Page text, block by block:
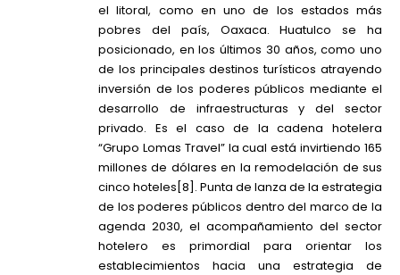
el litoral, como en uno de los estados más
pobres del país, Oaxaca. Huatulco se ha
posicionado, en los últimos 30 años, como uno
de los principales destinos turísticos atrayendo
inversión de los poderes públicos mediante el
desarrollo de infraestructuras y del sector
privado. Es el caso de la cadena hotelera
“Grupo Lomas Travel” la cual está invirtiendo 165
millones de dólares en la remodelación de sus
cinco hoteles [8] . Punta de lanza de la estrategia
de los poderes públicos dentro del marco de la
agenda 2030, el acompañamiento del sector
hotelero es primordial para orientar los
establecimientos hacia una estrategia de